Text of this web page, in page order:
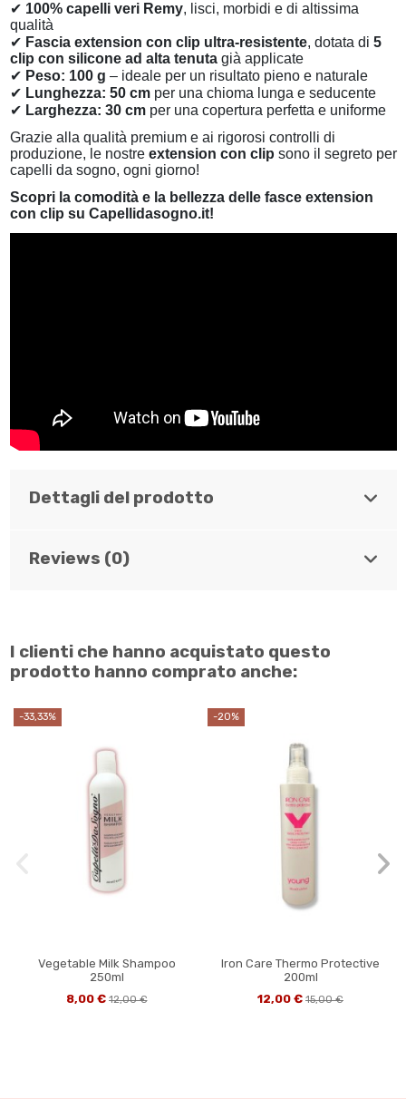
✔ 100% capelli veri Remy, lisci, morbidi e di altissima
qualità
✔ Fascia extension con clip ultra-resistente, dotata di 5
clip con silicone ad alta tenutagià applicate
✔ Peso: 100 g – ideale per un risultato pieno e naturale
✔ Lunghezza: 50 cmper una chioma lunga e seducente
✔ Larghezza: 30 cmper una copertura perfetta e uniforme
Grazie alla qualità premium e ai rigorosi controlli di
produzione, le nostre extension con clip sono il segreto per
capelli da sogno, ogni giorno!
Scopri la comodità e la bellezza delle fasce extension
con clip su Capellidasogno.it!
Dettagli del prodotto
Reviews (0)
I clienti che hanno acquistato questo
prodotto hanno comprato anche:
-33,33%
Vegetable Milk Shampoo
250ml
8,00 € 12,00 €
-20%
Iron Care Thermo Protective
200ml
12,00 € 15,00 €